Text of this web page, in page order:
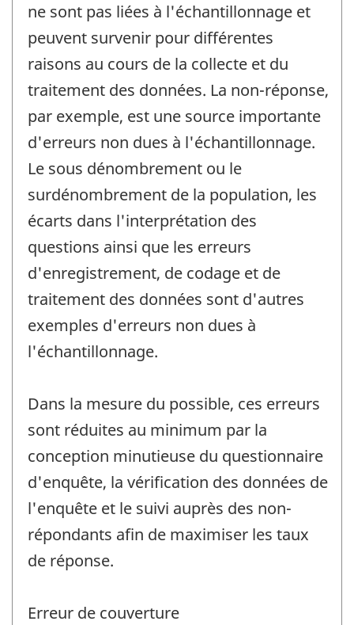
ne sont pas liées à l'échantillonnage et
peuvent survenir pour différentes
raisons au cours de la collecte et du
traitement des données. La non-réponse,
par exemple, est une source importante
d'erreurs non dues à l'échantillonnage.
Le sous dénombrement ou le
surdénombrement de la population, les
écarts dans l'interprétation des
questions ainsi que les erreurs
d'enregistrement, de codage et de
traitement des données sont d'autres
exemples d'erreurs non dues à
l'échantillonnage.
Dans la mesure du possible, ces erreurs
sont réduites au minimum par la
conception minutieuse du questionnaire
d'enquête, la vérification des données de
l'enquête et le suivi auprès des non-
répondants afin de maximiser les taux
de réponse.
Erreur de couverture